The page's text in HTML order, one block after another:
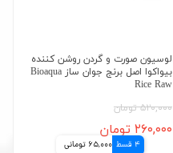
لوسیون صورت و گردن روشن کننده
بیواکوا اصل برنج جوان ساز Bioaqua
Rice Raw
۵۲۰,۰۰۰ تومان
۲۶۰,۰۰۰ تومان
4 قسط 65,000 تومانی